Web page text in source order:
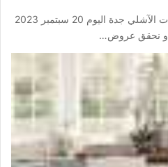
عروض اليوم الوطني من مفروشات الآشلي جدة اليوم 20 سبتمبر 2023